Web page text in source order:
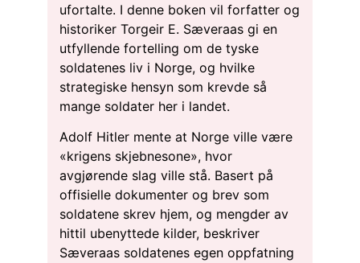
ufortalte. I denne boken vil forfatter og
historiker Torgeir E. Sæveraas gi en
utfyllende fortelling om de tyske
soldatenes liv i Norge, og hvilke
strategiske hensyn som krevde så
mange soldater her i landet.
Adolf Hitler mente at Norge ville være
«krigens skjebnesone», hvor
avgjørende slag ville stå. Basert på
offisielle dokumenter og brev som
soldatene skrev hjem, og mengder av
hittil ubenyttede kilder, beskriver
Sæveraas soldatenes egen oppfatning